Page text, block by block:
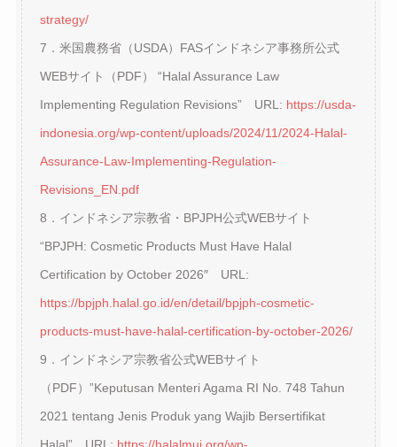
strategy/
7．米国農務省（USDA）FASインドネシア事務所公式
WEBサイト（PDF） “Halal Assurance Law
Implementing Regulation Revisions” URL: https://usda-
indonesia.org/wp-content/uploads/2024/11/2024-Halal-
Assurance-Law-Implementing-Regulation-
Revisions_EN.pdf
8．インドネシア宗教省・BPJPH公式WEBサイト
“BPJPH: Cosmetic Products Must Have Halal
Certification by October 2026″ URL:
https://bpjph.halal.go.id/en/detail/bpjph-cosmetic-
products-must-have-halal-certification-by-october-2026/
9．インドネシア宗教省公式WEBサイト
（PDF）”Keputusan Menteri Agama RI No. 748 Tahun
2021 tentang Jenis Produk yang Wajib Bersertifikat